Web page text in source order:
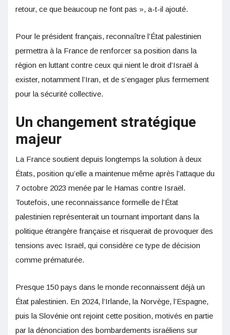
retour, ce que beaucoup ne font pas », a-t-il ajouté.
Pour le président français, reconnaître l’État palestinien
permettra à la France de renforcer sa position dans la
région en luttant contre ceux qui nient le droit d’Israël à
exister, notamment l’Iran, et de s’engager plus fermement
pour la sécurité collective.
Un changement stratégique
majeur
La France soutient depuis longtemps la solution à deux
États, position qu’elle a maintenue même après l’attaque du
7 octobre 2023 menée par le Hamas contre Israël.
Toutefois, une reconnaissance formelle de l’État
palestinien représenterait un tournant important dans la
politique étrangère française et risquerait de provoquer des
tensions avec Israël, qui considère ce type de décision
comme prématurée.
Presque 150 pays dans le monde reconnaissent déjà un
État palestinien. En 2024, l’Irlande, la Norvège, l’Espagne,
puis la Slovénie ont rejoint cette position, motivés en partie
par la dénonciation des bombardements israéliens sur